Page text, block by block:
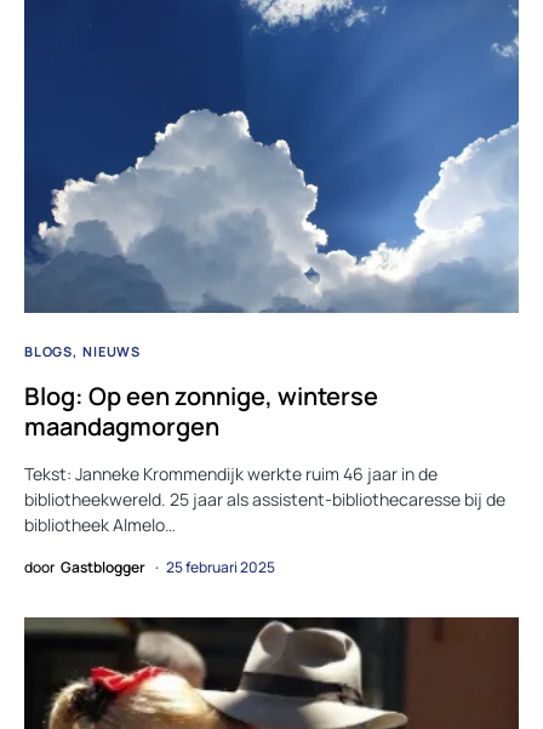
BLOGS NIEUWS
Blog: Op een zonnige, winterse
maandagmorgen
Tekst: Janneke Krommendijk werkte ruim 46 jaar in de
bibliotheekwereld. 25 jaar als assistent-bibliothecaresse bij de
bibliotheek Almelo…
door Gastblogger 25 februari 2025